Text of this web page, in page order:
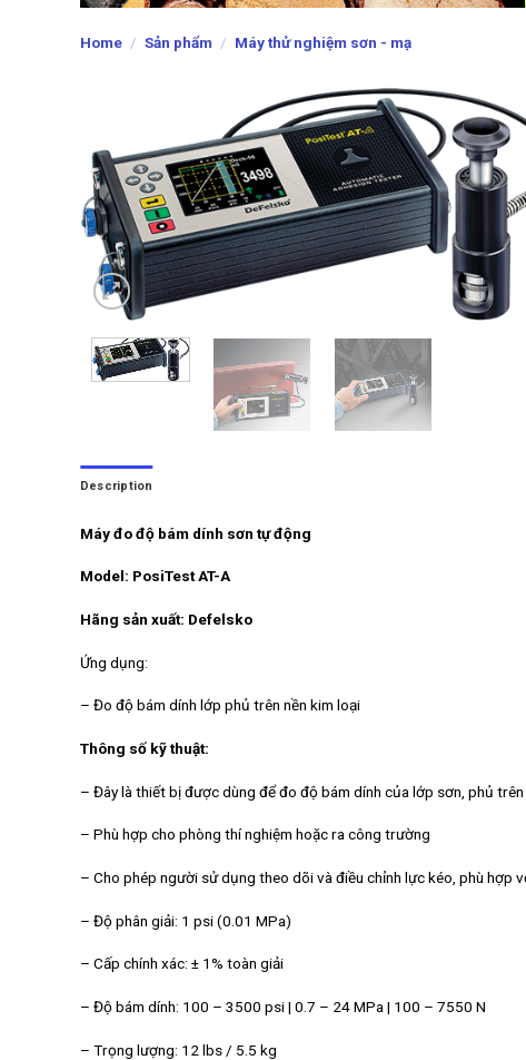
Home / Sản phẩm / Máy thử nghiệm sơn - mạ
Description
Máy đo độ bám dính sơn tự động
Model: PosiTest AT-A
Hãng sản xuất: Defelsko
Ứng dụng:
– Đo độ bám dính lớp phủ trên nền kim loại
Thông số kỹ thuật:
– Đây là thiết bị được dùng để đo độ bám dính của lớp sơn, phủ
– Phù hợp cho phòng thí nghiệm hoặc ra công trường
– Cho phép người sử dụng theo dõi và điều chỉnh lực kéo, phù hợp
– Độ phân giải: 1 psi (0.01 MPa)
– Cấp chính xác: ± 1% toàn giải
– Độ bám dính: 100 – 3500 psi | 0.7 – 24 MPa | 100 – 7550 N
– Trọng lượng: 12 lbs / 5.5 kg